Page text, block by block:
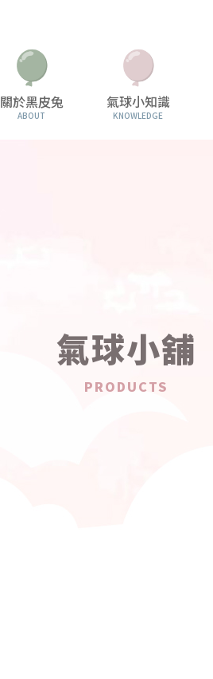
關於黑皮兔
ABOUT
氣球小知識
KNOWLEDGE
氣球小舖